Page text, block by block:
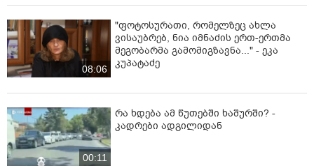
08:06
"ფოტოსურათი, რომელზეც ახლა
ვისაუბრებ, ნია იმნაძის ერთ-ერთმა
მეგობარმა გამომიგზავნა..." - ეკა
კუპატაძე
00:11
რა ხდება ამ წუთებში ხაშურში? -
კადრები ადგილიდან